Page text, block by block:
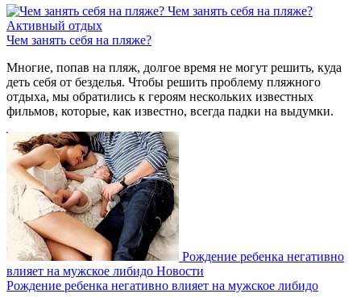
Чем занять себя на пляже?
Активный отдых
Чем занять себя на пляже?
Многие, попав на пляж, долгое время не могут решить, куда
деть себя от безделья. Чтобы решить проблему пляжного
отдыха, мы обратились к героям нескольких известных
фильмов, которые, как известно, всегда падки на выдумки.
Рождение ребенка негативно
влияет на мужское либидо Новости
Рождение ребенка негативно влияет на мужское либидо